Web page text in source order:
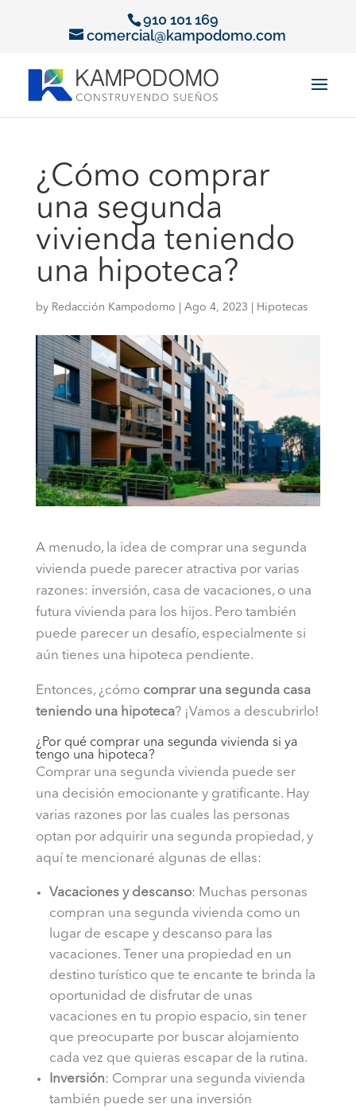
910 101 169
comercial@kampodomo.com
¿Cómo comprar
una segunda
vivienda teniendo
una hipoteca?
by Redacción Kampodomo Ago 4, 2023 Hipotecas
A menudo, la idea de comprar una segunda
vivienda puede parecer atractiva por varias
razones: inversión, casa de vacaciones, o una
futura vivienda para los hijos. Pero también
puede parecer un desafío, especialmente si
aún tienes una hipoteca pendiente.
Entonces, ¿cómo comprar una segunda casa
teniendo una hipoteca? ¡Vamos a descubrirlo!
¿Por qué comprar una segunda vivienda si ya
tengo una hipoteca?
Comprar una segunda vivienda puede ser
una decisión emocionante y gratificante. Hay
varias razones por las cuales las personas
optan por adquirir una segunda propiedad, y
aquí te mencionaré algunas de ellas:
Vacaciones y descanso: Muchas personas
compran una segunda vivienda como un
lugar de escape y descanso para las
vacaciones. Tener una propiedad en un
destino turístico que te encante te brinda la
oportunidad de disfrutar de unas
vacaciones en tu propio espacio, sin tener
que preocuparte por buscar alojamiento
cada vez que quieras escapar de la rutina.
Inversión: Comprar una segunda vivienda
también puede ser una inversión